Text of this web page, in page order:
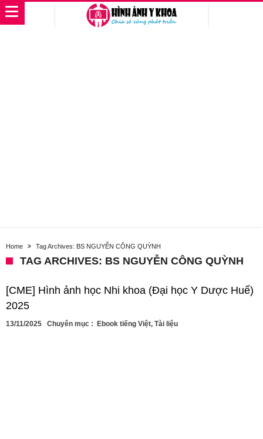
Home Tag Archives: BS NGUYỄN CÔNG QUỲNH
TAG ARCHIVES: BS NGUYỄN CÔNG QUỲNH
[CME] Hình ảnh học Nhi khoa (Đại học Y Dược Huế)
2025
13/11/2025 Chuyên mục : Ebook tiếng Việt, Tài liệu